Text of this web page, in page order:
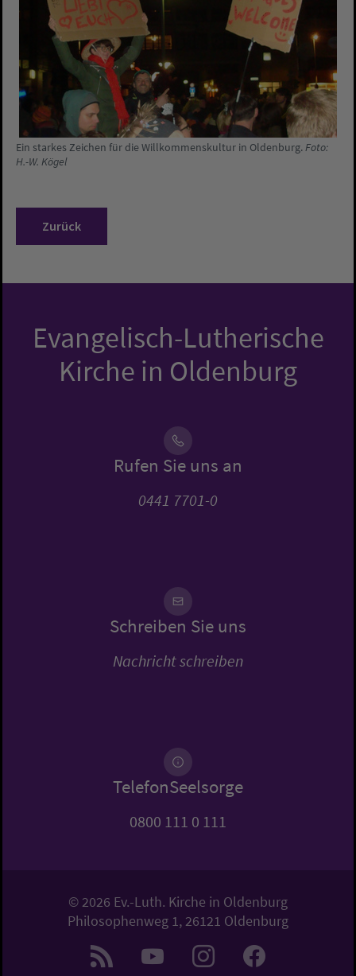
Ein starkes Zeichen für die Willkommenskultur in Oldenburg.Foto:
H.-W. Kögel
Zurück
Evangelisch-Lutherische
Kirche in Oldenburg
Rufen Sie uns an
0441 7701-0
Schreiben Sie uns
Nachricht schreiben
TelefonSeelsorge
0800 111 0 111
© 2026 Ev.-Luth. Kirche in Oldenburg
Philosophenweg 1, 26121 Oldenburg